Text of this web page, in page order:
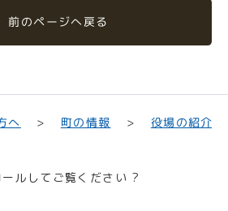
前のページへ戻る
へ 町の情報 役場の紹介
ルしてご覧ください ?